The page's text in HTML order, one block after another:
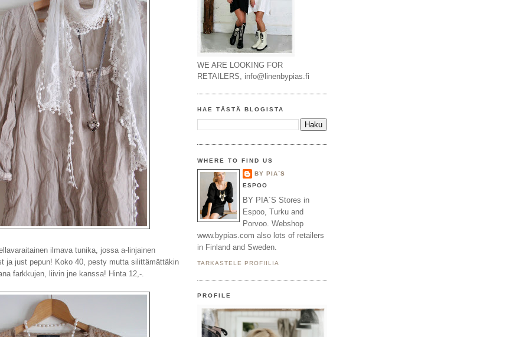
ilmava tunika, jossa a-linjainen
ja just pepun! Koko 40, pesty mutta silittämättäkin
farkkujen, liivin jne kanssa! Hinta 12,-.
WE ARE LOOKING FOR
RETAILERS, info@linenbypias.fi
HAE TÄSTÄ BLOGISTA
WHERE TO FIND US
BY PIA`S
ESPOO
BY PIA´S Stores in
Espoo, Turku and
Porvoo. Webshop
www.bypias.com also lots of retailers
in Finland and Sweden.
TARKASTELE PROFIILIA
PROFILE